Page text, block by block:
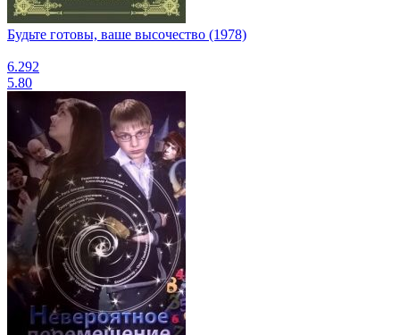
Будьте готовы, ваше высочество (1978)
6.292
5.80